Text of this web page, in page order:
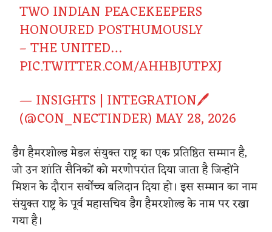
TWO INDIAN PEACEKEEPERS
HONOURED POSTHUMOUSLY
– THE UNITED…
PIC.TWITTER.COM/AHHBJUTPXJ
— INSIGHTS | INTEGRATION🖊️
(@CON_NECTINDER) MAY 28, 2026
डैग हैमरशोल्ड मेडल संयुक्त राष्ट्र का एक प्रतिष्ठित सम्मान है,
जो उन शांति सैनिकों को मरणोपरांत दिया जाता है जिन्होंने
मिशन के दौरान सर्वोच्च बलिदान दिया हो। इस सम्मान का नाम
संयुक्त राष्ट्र के पूर्व महासचिव डैग हैमरशोल्ड के नाम पर रखा
गया है।